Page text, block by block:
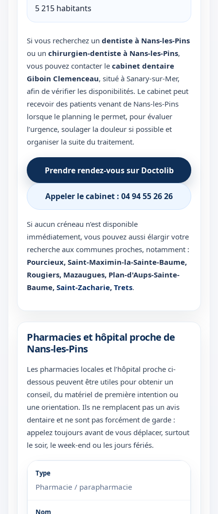
5 215 habitants
Si vous recherchez undentiste à Nans-les-Pins
ou unchirurgien-dentiste à Nans-les-Pins,
vous pouvez contacter lecabinet dentaire
Giboin Clemenceau, situé à Sanary-sur-Mer,
afin de vérifier les disponibilités. Le cabinet peut
recevoir des patients venant de Nans-les-Pins
lorsque le planning le permet, pour évaluer
l’urgence, soulager la douleur si possible et
organiser la suite du traitement.
Prendre rendez-vous sur Doctolib
Appeler le cabinet : 04 94 55 26 26
Si aucun créneau n’est disponible
immédiatement, vous pouvez aussi élargir votre
recherche aux communes proches, notamment :
Pourcieux,Saint-Maximin-la-Sainte-Baume,
Rougiers, Mazaugues, Plan-d'Aups-Sainte-
Baume,Saint-Zacharie,Trets.
Pharmacies et hôpital proche de
Nans-les-Pins
Les pharmacies locales et l’hôpital proche ci-
dessous peuvent être utiles pour obtenir un
conseil, du matériel de première intention ou
une orientation. Ils ne remplacent pas un avis
dentaire et ne sont pas forcément de garde :
appelez toujours avant de vous déplacer, surtout
le soir, le week-end ou les jours fériés.
Pharmacie / parapharmacie